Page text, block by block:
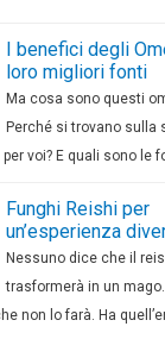
I benefici degli
loro migliori fonti
Ma cosa sono questi
Perché si trovano sulla
voi? E quali sono le
Funghi Reishi per
un’esperienza
Nessuno dice che il
trasformerà in un
non lo farà. Ha